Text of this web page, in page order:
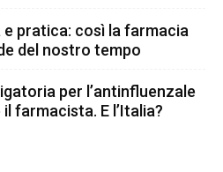
pratica: così la farmacia
del nostro tempo
per l’antinfluenzale
farmacista. E l’Italia?